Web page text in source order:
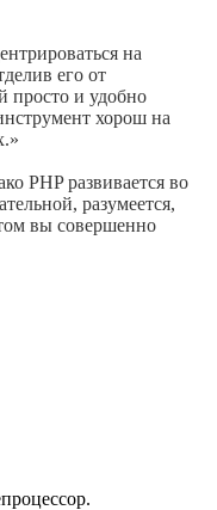
на
его от
просто и удобно
хорош на
PHP развивается во
разумеется,
вы совершенно